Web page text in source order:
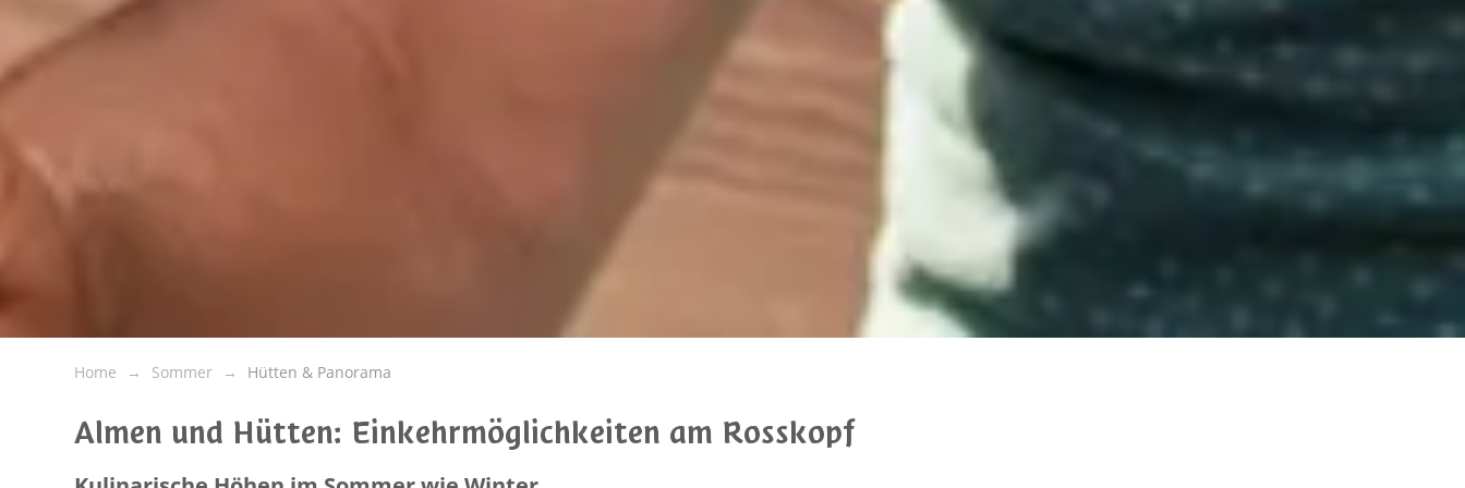
Home Sommer Hütten & Panorama
Almen und Hütten: Einkehrmöglichkeiten am Rosskopf